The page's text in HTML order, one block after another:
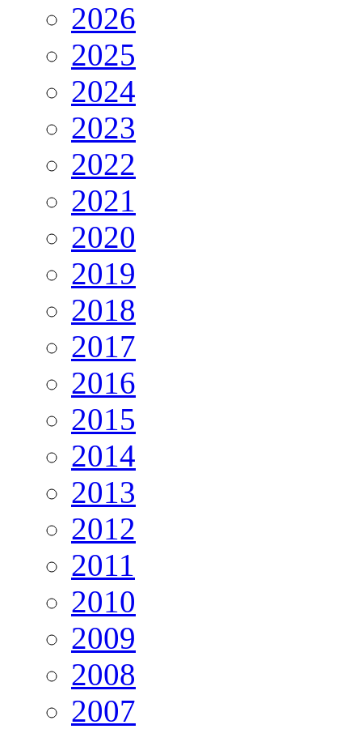
2026
2025
2024
2023
2022
2021
2020
2019
2018
2017
2016
2015
2014
2013
2012
2011
2010
2009
2008
2007